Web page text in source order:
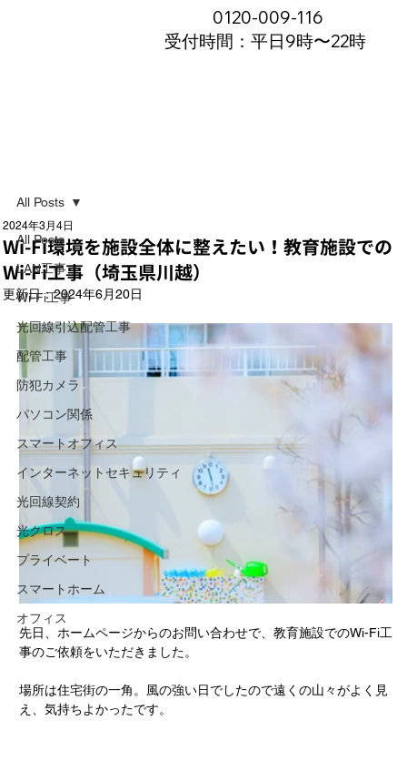
0120-009-116
受付時間：平日9時〜22時
All Posts
LAN工事
Wi-Fi工事
光回線引込配管工事
配管工事
防犯カメラ
パソコン関係
スマートオフィス
インターネットセキュリティ
光回線契約
光クロス
プライベート
スマートホーム
オフィス
All Posts
Wi-Fi環境を施設全体に整えたい！教育施設での
Wi-Fi工事（埼玉県川越）
2024年3月4日
更新日：2024年6月20日
先日、ホームページからのお問い合わせで、教育施設でのWi-Fi工
事のご依頼をいただきました。
場所は住宅街の一角。風の強い日でしたので遠くの山々がよく見
え、気持ちよかったです。